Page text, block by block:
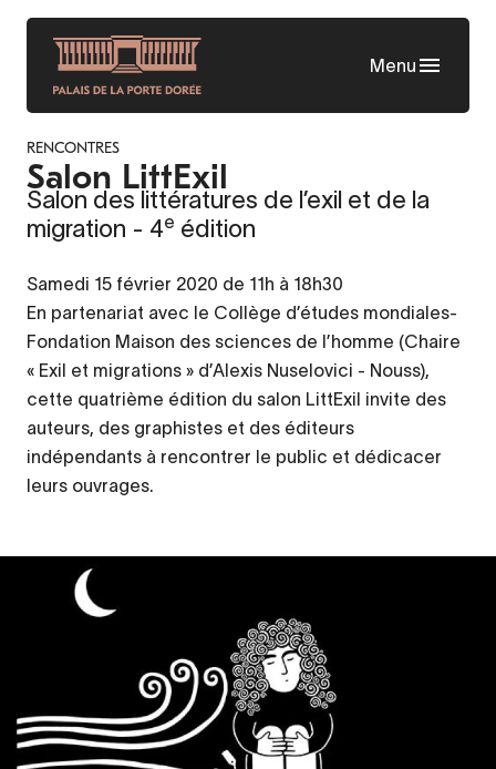
Aller
contenu
principal
Menu
RENCONTRES
Salon LittExil
Salon des littératures de l’exil et de la
migration - 4e édition
Samedi 15 février 2020 de 11h à 18h30
En partenariat avec le Collège d’études mondiales-
Fondation Maison des sciences de l’homme (Chaire
« Exil et migrations » d’Alexis Nuselovici - Nouss),
cette quatrième édition du salon LittExil invite des
auteurs, des graphistes et des éditeurs
indépendants à rencontrer le public et dédicacer
leurs ouvrages.